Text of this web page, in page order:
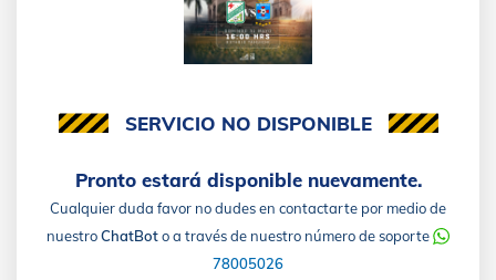
SERVICIO NO DISPONIBLE
Pronto estará disponible nuevamente.
Cualquier duda favor no dudes en contactarte por medio de
nuestroChatBoto a través de nuestro número de soporte
78005026